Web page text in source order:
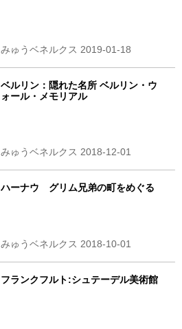
みゅうベネルクス 2019-01-18
ベルリン：隠れた名所 ベルリン・ウ
ォール・メモリアル
みゅうベネルクス 2018-12-01
ハーナウ グリム兄弟の町をめぐる
みゅうベネルクス 2018-10-01
フランクフルト:シュテーデル美術館